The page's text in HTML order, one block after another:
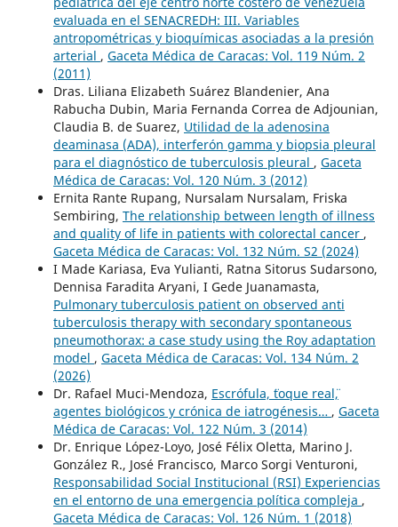
evaluada en el SENACREDH: III. Variables
antropométricas y bioquímicas asociadas a la presión
arterial , Gaceta Médica de Caracas: Vol. 119 Núm. 2
(2011)
Dras. Liliana Elizabeth Suárez Blandenier, Ana
Rabucha Dubin, Maria Fernanda Correa de Adjounian,
Claudia B. de Suarez, Utilidad de la adenosina
deaminasa (ADA), interferón gamma y biopsia pleural
para el diagnóstico de tuberculosis pleural , Gaceta
Médica de Caracas: Vol. 120 Núm. 3 (2012)
Ernita Rante Rupang, Nursalam Nursalam, Friska
Sembiring, The relationship between length of illness
and quality of life in patients with colorectal cancer ,
Gaceta Médica de Caracas: Vol. 132 Núm. S2 (2024)
I Made Kariasa, Eva Yulianti, Ratna Sitorus Sudarsono,
Dennisa Faradita Aryani, I Gede Juanamasta,
Pulmonary tuberculosis patient on observed anti
tuberculosis therapy with secondary spontaneous
pneumothorax: a case study using the Roy adaptation
model , Gaceta Médica de Caracas: Vol. 134 Núm. 2
(2026)
Dr. Rafael Muci-Mendoza, Escrófula, ¨toque real¨,
agentes biológicos y crónica de iatrogénesis… , Gaceta
Médica de Caracas: Vol. 122 Núm. 3 (2014)
Dr. Enrique López-Loyo, José Félix Oletta, Marino J.
González R., José Francisco, Marco Sorgi Venturoni,
Responsabilidad Social Institucional (RSI) Experiencias
en el entorno de una emergencia política compleja ,
Gaceta Médica de Caracas: Vol. 126 Núm. 1 (2018)